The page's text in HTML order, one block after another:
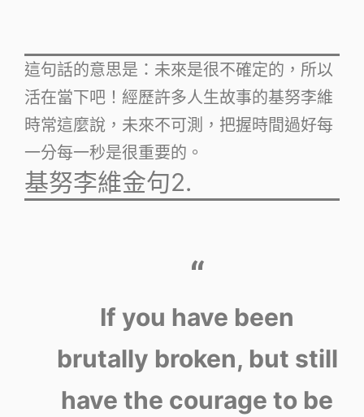
這句話的意思是：未來是很不確定的，所以
活在當下吧！經歷許多人生故事的基努李維
時常這麼說，未來不可測，把握時間過好每
一分每一秒是很重要的。
基努李維金句2.
If you have been
brutally broken, but still
have the courage to be